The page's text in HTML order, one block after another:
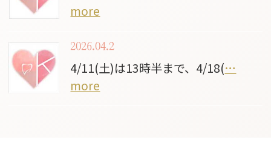
more
2026.04.2
4/11(土)は13時半まで、4/18(…
more